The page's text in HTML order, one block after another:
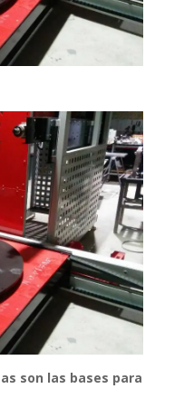
son las bases para